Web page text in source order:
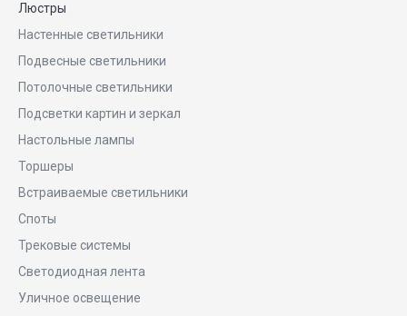
Люстры
Настенные светильники
Подвесные светильники
Потолочные светильники
Подсветки картин и зеркал
Настольные лампы
Торшеры
Встраиваемые светильники
Споты
Трековые системы
Светодиодная лента
Уличное освещение